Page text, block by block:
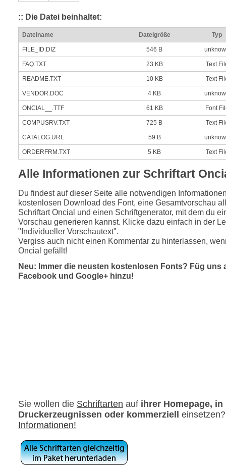
:: Die Datei beinhaltet:
Dateiname Dateigröße Typ
FILE_ID.DIZ 546 B
FAQ.TXT 23 KB Text
README.TXT 10 KB Text
VENDOR.DOC 4 KB
ONCIAL__.TTF 61 KB Font
COMPUSRV.TXT 725 B Text
CATALOG.URL 59 B
ORDERFRM.TXT 5 KB Text
Alle Informationen zur Schriftart
Du findest auf dieser Seite alle notwendigen
kostenlosen Download des Font, eine Gesamtvorschau
Schriftart Oncial und einen Schriftgenerator, mit dem du
Vorschau generieren kannst. Klicke dazu einfach in der
"Individueller Vorschautext".
Vergiss auch nicht einen Kommentar zu hinterlassen,
Oncial gefällt!
Neu: Immer die neusten kostenlosen Fonts? Füg uns
Facebook und Google+ hinzu!
Sie wollen die Schriftarten auf ihrer Homepage, in
Druckerzeugnissen oder kommerziell
Informationen!